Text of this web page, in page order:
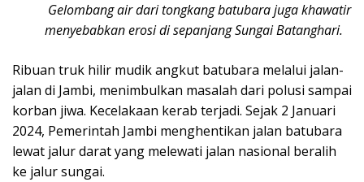
Gelombang air dari tongkang batubara juga khawatir
menyebabkan erosi di sepanjang Sungai Batanghari.
Ribuan truk hilir mudik angkut batubara melalui jalan-
jalan di Jambi, menimbulkan masalah dari polusi sampai
korban jiwa. Kecelakaan kerab terjadi. Sejak 2 Januari
2024, Pemerintah Jambi menghentikan jalan batubara
lewat jalur darat yang melewati jalan nasional beralih
ke jalur sungai.